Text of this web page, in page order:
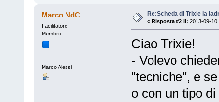
Marco NdC
Facilitatore
Membro
Marco Alessi
Re:Scheda di Trixie la
« Risposta #2 il: 2013-09-10
Ciao Trixie!
- Volevo
"tecniche", e
o con un tipo